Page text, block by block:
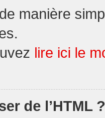
de manière
lire ici le
de l’HTML ?